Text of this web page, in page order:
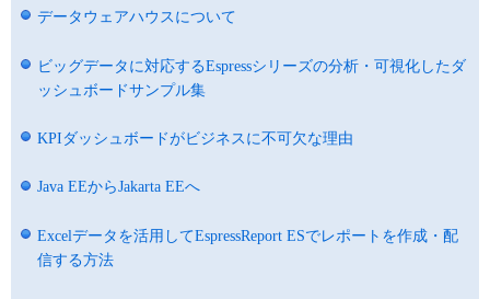
データウェアハウスについて
ビッグデータに対応するEspressシリーズの分析・可視化したダ
ッシュボードサンプル集
KPIダッシュボードがビジネスに不可欠な理由
Java EEからJakarta EEへ
Excelデータを活用してEspressReport ESでレポートを作成・配
信する方法